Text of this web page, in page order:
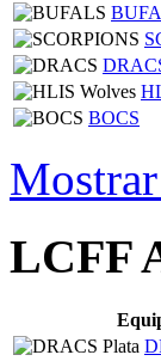
BOCS
LCFF